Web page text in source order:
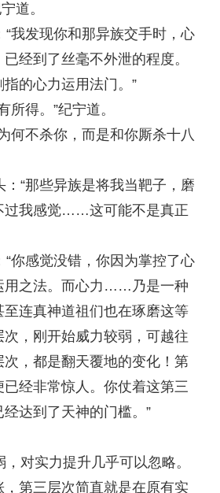
道。
我发现你和那异族交手时，心
经到了丝毫不外泄的程度。
的心力运用法门。”
得。”纪宁道。
何不杀你，而是和你厮杀十八
“那些异族是将我当靶子，磨
过我感觉……这可能不是真正
你感觉没错，你因为掌控了心
用之法。而心力……乃是一种
连真神道祖们也在琢磨这等
，刚开始威力较弱，可越往
次，都是翻天覆地的变化！第
经非常惊人。你仗着这第三
达到了天神的门槛。”
对实力提升几乎可以忽略。
第三层次简直就是在原有实